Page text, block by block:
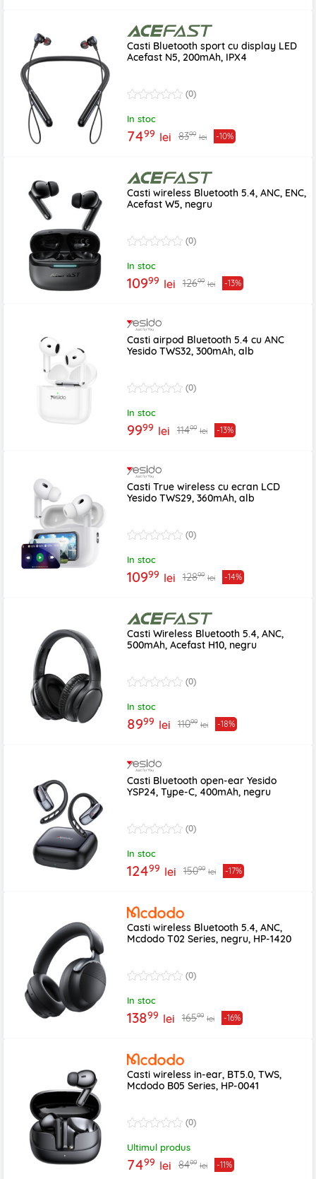
Casti Bluetooth sport cu display LED
Acefast N5, 200mAh, IPX4
(0)
In stoc
7499 lei 8399 lei -10%
Casti wireless Bluetooth 5.4, ANC, ENC,
Acefast W5, negru
(0)
In stoc
10999 lei 12699 lei -13%
Casti airpod Bluetooth 5.4 cu ANC
Yesido TWS32, 300mAh, alb
(0)
In stoc
9999 lei 11499 lei -13%
Casti True wireless cu ecran LCD
Yesido TWS29, 360mAh, alb
(0)
In stoc
10999 lei 12899 lei -14%
Casti Wireless Bluetooth 5.4, ANC,
500mAh, Acefast H10, negru
(0)
In stoc
8999 lei 11099 lei -18%
Casti Bluetooth open-ear Yesido
YSP24, Type-C, 400mAh, negru
(0)
In stoc
12499 lei 15099 lei -17%
Casti wireless Bluetooth 5.4, ANC,
Mcdodo T02 Series, negru, HP-1420
(0)
In stoc
13899 lei 16599 lei -16%
Casti wireless in-ear, BT5.0, TWS,
Mcdodo B05 Series, HP-0041
(0)
Ultimul produs
7499 lei 8499 lei -11%